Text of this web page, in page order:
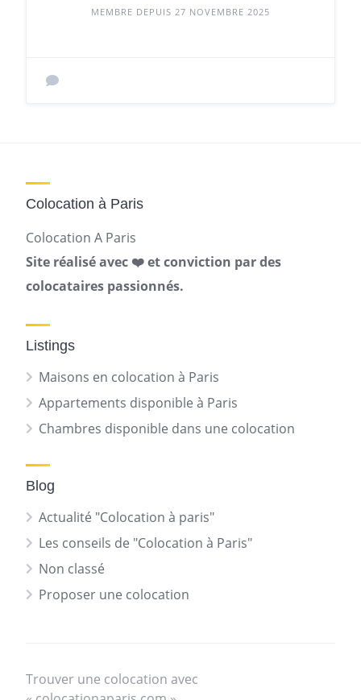
MEMBRE DEPUIS 27 NOVEMBRE 2025
Colocation à Paris
Colocation A Paris
Site réalisé avec ❤️ et conviction par des
colocataires passionnés.
Listings
Maisons en colocation à Paris
Appartements disponible à Paris
Chambres disponible dans une colocation
Blog
Actualité "Colocation à paris"
Les conseils de "Colocation à Paris"
Non classé
Proposer une colocation
Trouver une colocation avec